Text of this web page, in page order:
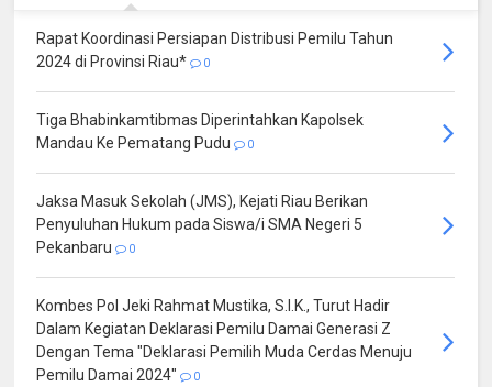
Rapat Koordinasi Persiapan Distribusi Pemilu Tahun
2024 di Provinsi Riau*
0
Tiga Bhabinkamtibmas Diperintahkan Kapolsek
Mandau Ke Pematang Pudu
0
Jaksa Masuk Sekolah (JMS), Kejati Riau Berikan
Penyuluhan Hukum pada Siswa/i SMA Negeri 5
Pekanbaru
0
Kombes Pol Jeki Rahmat Mustika, S.I.K., Turut Hadir
Dalam Kegiatan Deklarasi Pemilu Damai Generasi Z
Dengan Tema "Deklarasi Pemilih Muda Cerdas Menuju
Pemilu Damai 2024"
0